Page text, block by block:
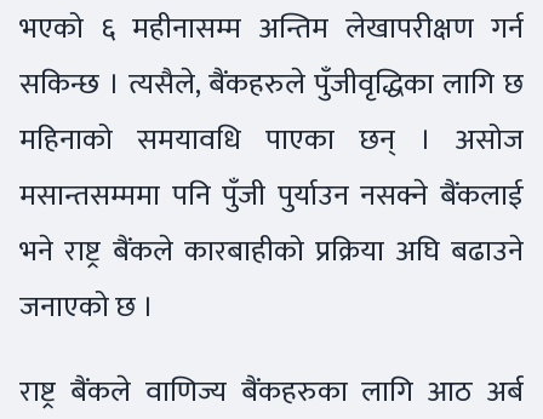
भएको ६ महीनासम्म अन्तिम लेखापरीक्षण गर्न
सकिन्छ । त्यसैले, बैंकहरुले पुँजीवृद्धिका लागि छ
महिनाको समयावधि पाएका छन् । असोज
मसान्तसम्ममा पनि पुँजी पुर्याउन नसक्ने बैंकलाई
भने राष्ट्र बैंकले कारबाहीको प्रक्रिया अघि बढाउने
जनाएको छ ।
राष्ट्र बैंकले वाणिज्य बैंकहरुका लागि आठ अर्ब